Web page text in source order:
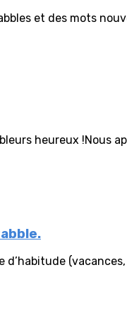
et des mots
heureux !Nous
d’habitude